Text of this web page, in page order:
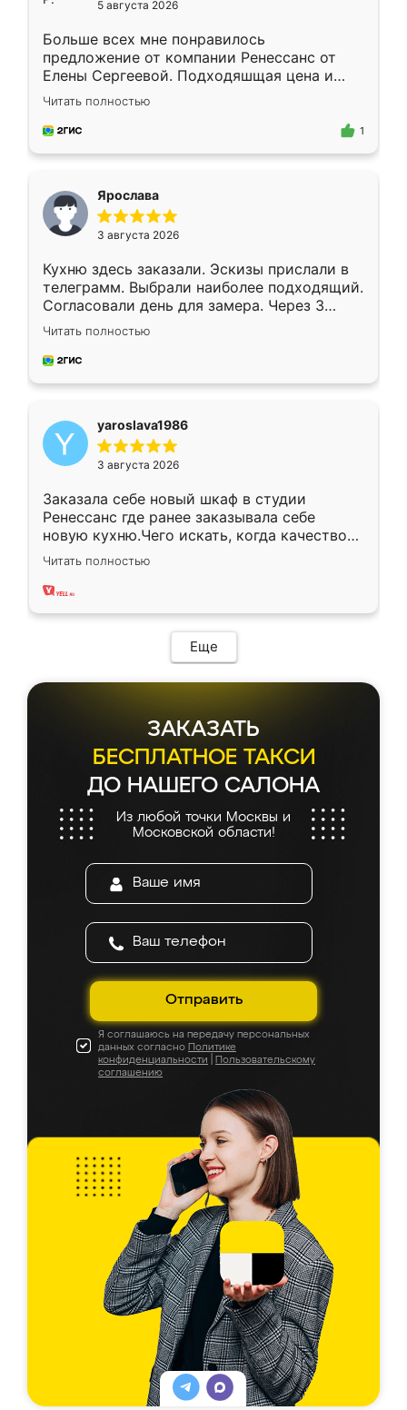
5 августа 2026
Больше всех мне понравилось
предложение от компании Ренессанс от
Елены Сергеевой. Подходяшщая цена и
короткие сроки изготовления. Приехавший
для замера сотрудник Владислав
предложил по моему эскизу самый
Читать полностью
1
Ярослава
3 августа 2026
Кухню здесь заказали. Эскизы прислали в
телеграмм. Выбрали наиболее подходящий.
Согласовали день для замера. Через 3
недели кухня была уже готова. Остались
довольны работой. Спасибо Ренессанс
мебель за качественную работу!
Читать полностью
yaroslava1986
3 августа 2026
Заказала себе новый шкаф в студии
Ренессанс где ранее заказывала себе
новую кухню.Чего искать, когда качеством
вполне довольна. Служит кухня уже почти
два года, нареканий нет.
Читать полностью
Еще
ЗАКАЗАТЬ
БЕСПЛАТНОЕ ТАКСИ
ДО НАШЕГО САЛОНА
Из любой точки Москвы и
Московской области!
Отправить
Я соглашаюсь на передачу персональных
данных согласно Политике
конфиденциальности
Пользовательскому
соглашению